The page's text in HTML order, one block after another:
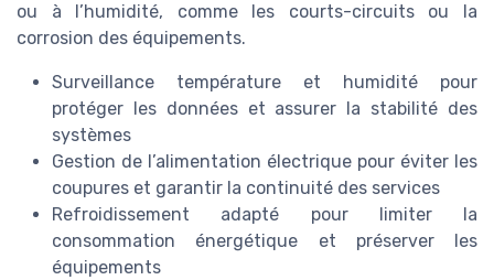
ou à l’humidité, comme les courts-circuits ou la
corrosion des équipements.
Surveillance température et humidité pour
protéger les données et assurer la stabilité des
systèmes
Gestion de l’alimentation électrique pour éviter les
coupures et garantir la continuité des services
Refroidissement adapté pour limiter la
consommation énergétique et préserver les
équipements